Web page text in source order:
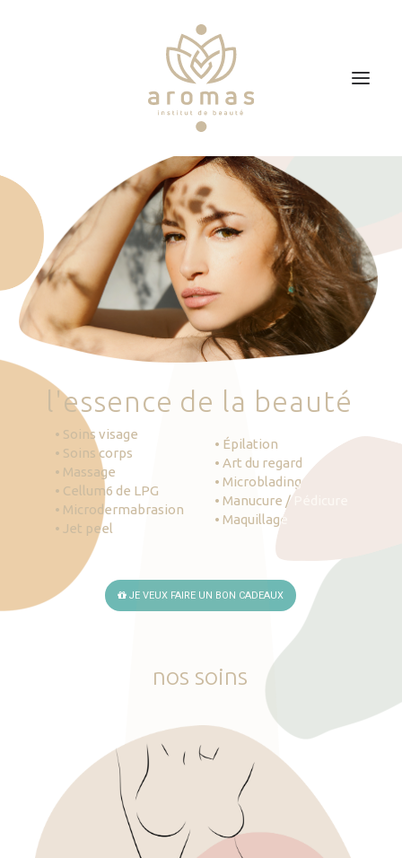
Soins
Je veux faire un bon cadeau
Plan d’accès
Prendre RDV
'essence de la beauté
• Soins visage
• Soins corps
• Massage
• Cellum6 de LPG
• Microdermabrasion
• Jet peel
• Épilation
• Art du regard
• Microblading
• Manucure / Pédicure
• Maquillage
JE VEUX FAIRE UN BON CADEAUX
nos soins